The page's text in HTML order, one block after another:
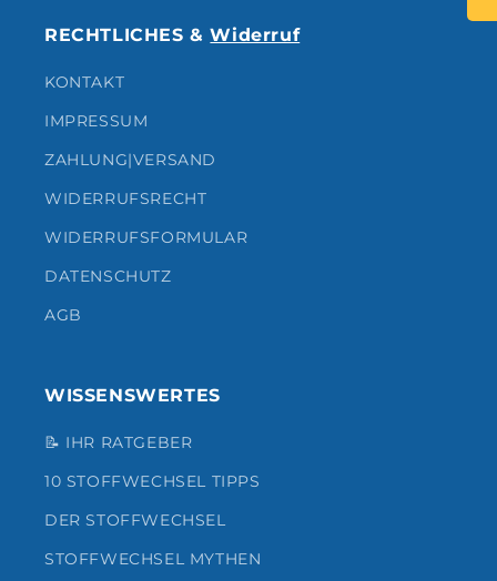
RECHTLICHES &Widerruf
KONTAKT
IMPRESSUM
ZAHLUNG|VERSAND
WIDERRUFSRECHT
WIDERRUFSFORMULAR
DATENSCHUTZ
AGB
WISSENSWERTES
📝 IHR RATGEBER
10 STOFFWECHSEL TIPPS
DER STOFFWECHSEL
STOFFWECHSEL MYTHEN